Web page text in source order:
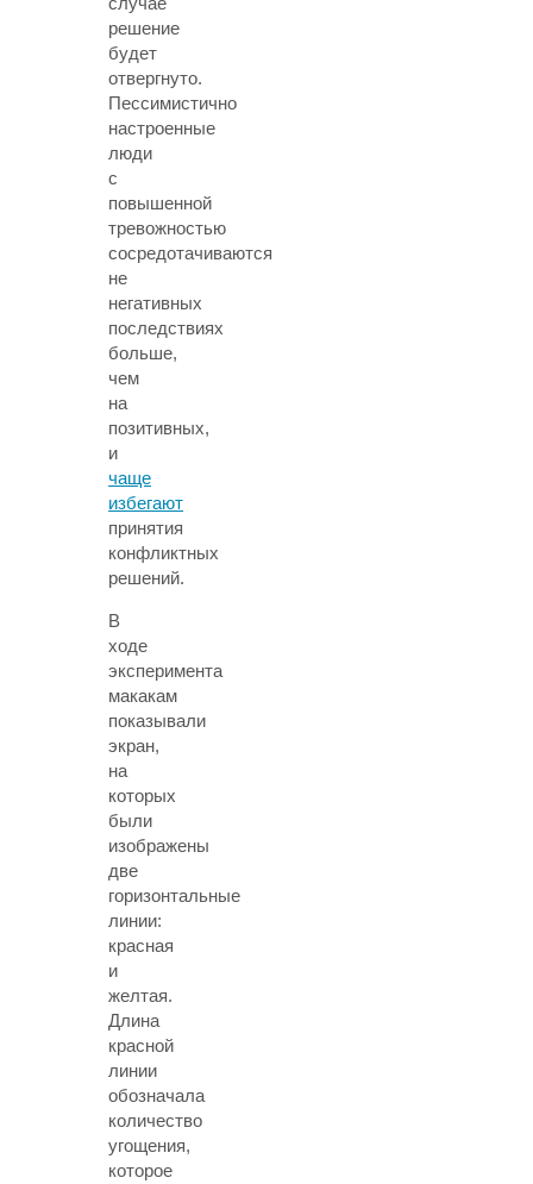
решение
будет
отвергнуто.
Пессимистично
настроенные
люди
с
повышенной
тревожностью
сосредотачиваются
не
негативных
последствиях
больше,
чем
на
позитивных,
и
чаще
избегают
принятия
конфликтных
решений.
В
ходе
эксперимента
макакам
показывали
экран,
на
которых
были
изображены
две
горизонтальные
линии:
красная
и
желтая.
Длина
красной
линии
обозначала
количество
угощения,
которое